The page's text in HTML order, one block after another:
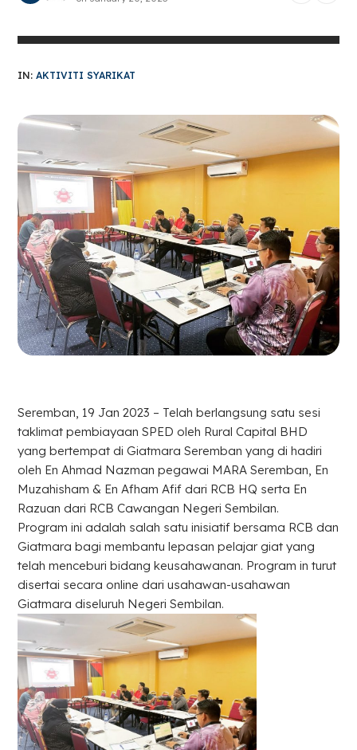
IN: AKTIVITI SYARIKAT
Seremban, 19 Jan 2023 – Telah berlangsung satu sesi
taklimat pembiayaan SPED oleh Rural Capital BHD
yang bertempat di Giatmara Seremban yang di hadiri
oleh En Ahmad Nazman pegawai MARA Seremban, En
Muzahisham & En Afham Afif dari RCB HQ serta En
Razuan dari RCB Cawangan Negeri Sembilan.
Program ini adalah salah satu inisiatif bersama RCB dan
Giatmara bagi membantu lepasan pelajar giat yang
telah menceburi bidang keusahawanan. Program in turut
disertai secara online dari usahawan-usahawan
Giatmara diseluruh Negeri Sembilan.